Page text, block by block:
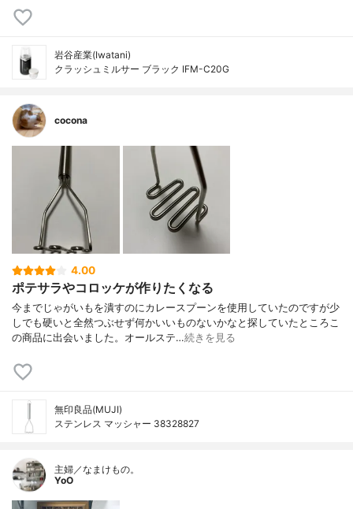
岩谷産業(Iwatani)
クラッシュミルサー ブラック IFM-C20G
cocona
4.00
ポテサラやコロッケが作りたくなる
今までじゃがいもを潰すのにカレースプーンを使用していたのですが少
しでも硬いと全然つぶせず何かいいものないかなと探していたところこ
の商品に出会いました。オールステ…続きを見る
無印良品(MUJI)
ステンレス マッシャー 38328827
主婦／なまけもの。
YoO